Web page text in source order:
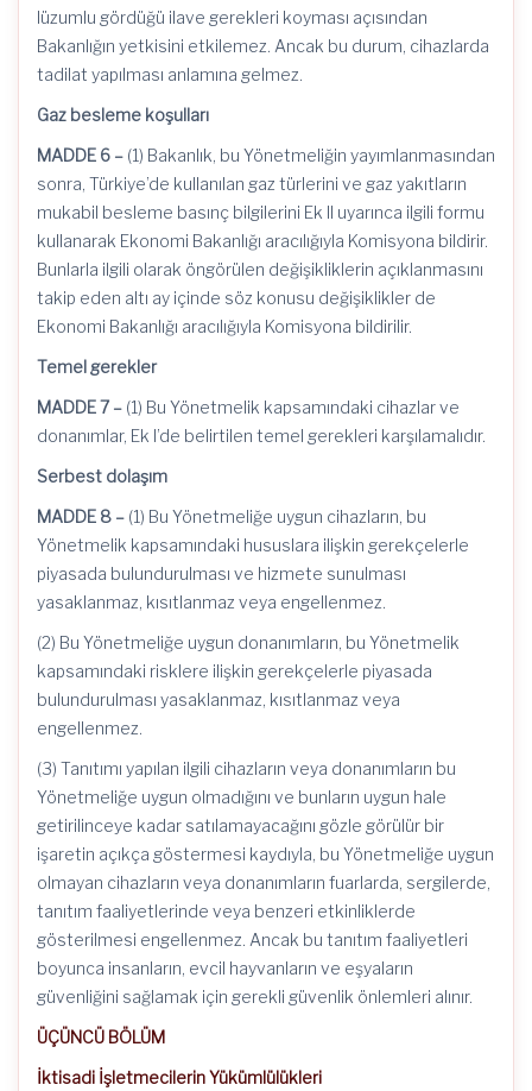
lüzumlu gördüğü ilave gerekleri koyması açısından
Bakanlığın yetkisini etkilemez. Ancak bu durum, cihazlarda
tadilat yapılması anlamına gelmez.
Gaz besleme koşulları
MADDE 6 – (1) Bakanlık, bu Yönetmeliğin yayımlanmasından
sonra, Türkiye’de kullanılan gaz türlerini ve gaz yakıtların
mukabil besleme basınç bilgilerini Ek II uyarınca ilgili formu
kullanarak Ekonomi Bakanlığı aracılığıyla Komisyona bildirir.
Bunlarla ilgili olarak öngörülen değişikliklerin açıklanmasını
takip eden altı ay içinde söz konusu değişiklikler de
Ekonomi Bakanlığı aracılığıyla Komisyona bildirilir.
Temel gerekler
MADDE 7 – (1) Bu Yönetmelik kapsamındaki cihazlar ve
donanımlar, Ek I’de belirtilen temel gerekleri karşılamalıdır.
Serbest dolaşım
MADDE 8 – (1) Bu Yönetmeliğe uygun cihazların, bu
Yönetmelik kapsamındaki hususlara ilişkin gerekçelerle
piyasada bulundurulması ve hizmete sunulması
yasaklanmaz, kısıtlanmaz veya engellenmez.
(2) Bu Yönetmeliğe uygun donanımların, bu Yönetmelik
kapsamındaki risklere ilişkin gerekçelerle piyasada
bulundurulması yasaklanmaz, kısıtlanmaz veya
engellenmez.
(3) Tanıtımı yapılan ilgili cihazların veya donanımların bu
Yönetmeliğe uygun olmadığını ve bunların uygun hale
getirilinceye kadar satılamayacağını gözle görülür bir
işaretin açıkça göstermesi kaydıyla, bu Yönetmeliğe uygun
olmayan cihazların veya donanımların fuarlarda, sergilerde,
tanıtım faaliyetlerinde veya benzeri etkinliklerde
gösterilmesi engellenmez. Ancak bu tanıtım faaliyetleri
boyunca insanların, evcil hayvanların ve eşyaların
güvenliğini sağlamak için gerekli güvenlik önlemleri alınır.
ÜÇÜNCÜ BÖLÜM
İktisadi İşletmecilerin Yükümlülükleri